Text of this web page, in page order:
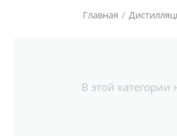
Главная /
В этой категории